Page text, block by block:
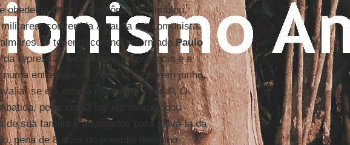
obedecia como um autômato". Simulou,
convertida à causa anticomunista.
O tenente-coronel reformadoPaulo
repressão a confirmar a existência e a
numa entrevista ao jornal O Globo em junho,
se ela estava realmente virada". O
pesando 32 kg, ela se entregou
sua família e advogados para salvá-la da
pena de 8 anos no presídio feminino